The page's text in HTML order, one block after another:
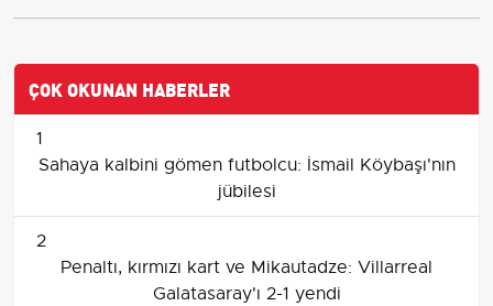
ÇOK OKUNAN HABERLER
1
Sahaya kalbini gömen futbolcu: İsmail Köybaşı'nın
jübilesi
2
Penaltı, kırmızı kart ve Mikautadze: Villarreal
Galatasaray'ı 2-1 yendi